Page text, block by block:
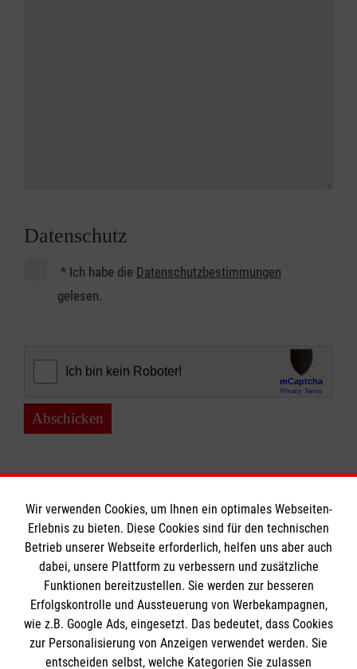
Datenschutz
* Ich habe die Datenschutzbestimmungen
gelesen.
Abschicken
Informationen
Impressum
Datenschutz
Kontakt
Die Malteser
Wir verwenden Cookies, um Ihnen ein optimales Webseiten-
Erlebnis zu bieten. Diese Cookies sind für den technischen
Betrieb unserer Webseite erforderlich, helfen uns aber auch
dabei, unsere Plattform zu verbessern und zusätzliche
Funktionen bereitzustellen. Sie werden zur besseren
Erfolgskontrolle und Aussteuerung von Werbekampagnen,
wie z.B. Google Ads, eingesetzt. Das bedeutet, dass Cookies
zur Personalisierung von Anzeigen verwendet werden. Sie
entscheiden selbst, welche Kategorien Sie zulassen